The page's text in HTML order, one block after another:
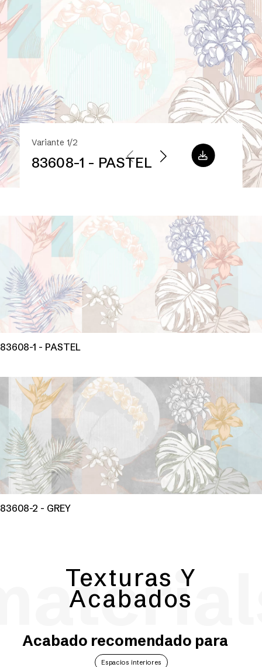
Variante 1/2
83608-1 - PASTEL
83608-1 - PASTEL
83608-2 - GREY
Texturas Y
Acabados
Acabado recomendado para
Espacios interiores